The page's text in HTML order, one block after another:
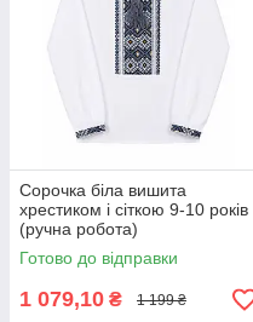
Сорочка біла вишита
хрестиком і сіткою 9-10 років
(ручна робота)
Готово до відправки
1 079,10 ₴ 1 199 ₴